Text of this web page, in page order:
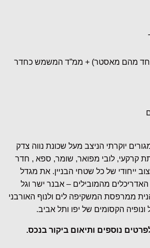
(אחד מהם מאסטר) + ממ”ד המשמש כחדר
יוקרתי הניצב מעל שכונת נווה צדק
תת קרקעי, לובי מפואר, שומר, ספא , חדר
ייחודי של כל שטחי הבניין. את מגדל
מהמובילים – אבנר ישר וגל
ממרפסת המשקיפה לים ולנוף האורבני
ונופיה הקסומים של יפו ותל אביב.
נוספים ותיאום ביקור בנכס.